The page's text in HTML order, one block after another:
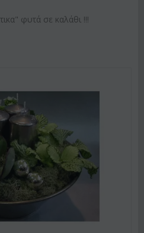
φυτά σε καλάθι !!!